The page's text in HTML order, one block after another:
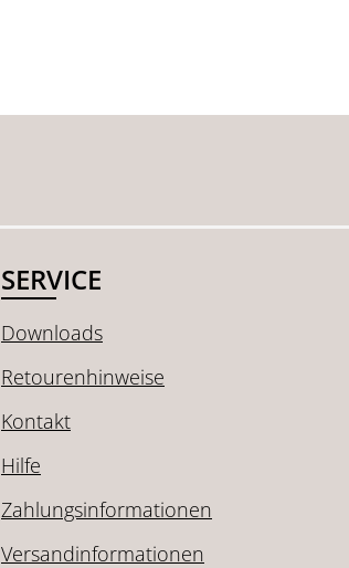
SERVICE
Downloads
Retourenhinweise
Kontakt
Hilfe
Zahlungsinformationen
Versandinformationen